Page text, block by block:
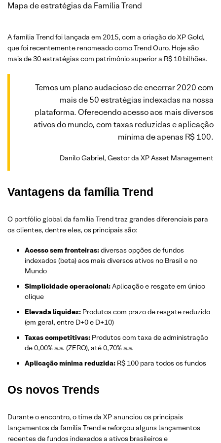
Mapa de estratégias da Família Trend
A família Trend foi lançada em 2015, com a criação do XP Gold,
que foi recentemente renomeado como Trend Ouro. Hoje são
mais de 30 estratégias com patrimônio superior a R$ 10 bilhões.
Temos um plano audacioso de encerrar 2020 com
mais de 50 estratégias indexadas na nossa
plataforma. Oferecendo acesso aos mais diversos
ativos do mundo, com taxas reduzidas e aplicação
mínima de apenas R$ 100.
Danilo Gabriel, Gestor da XP Asset Management
Vantagens da família Trend
O portfólio global da família Trend traz grandes diferenciais para
os clientes, dentre eles, os principais são:
Acesso sem fronteiras:diversas opções de fundos
indexados (beta) aos mais diversos ativos no Brasil e no
Mundo
Simplicidade operacional:Aplicação e resgate em único
clique
Elevada liquidez: Produtos com prazo de resgate reduzido
(em geral, entre D+0 e D+10)
Taxas competitivas: Produtos com taxa de administração
de 0,00% a.a. (ZERO), até 0,70% a.a.
Aplicação mínima reduzida: R$ 100 para todos os fundos
Os novos Trends
Durante o encontro, o time da XP anunciou os principais
lançamentos da família Trend e reforçou alguns lançamentos
recentes de fundos indexados a ativos brasileiros e